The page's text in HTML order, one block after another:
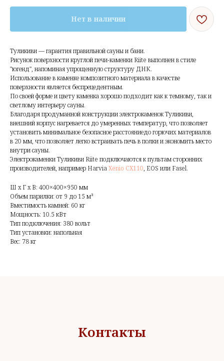
Нет в наличии
Туликиви — гарантия правильной сауны и бани.
Рисунок поверхности круглой печи-каменки Riite выполнен в стиле
"югенд", напоминая упрощенную структуру ДНК.
Использование в каменке композитного материала в качестве
поверхности является беспрецедентным.
По своей форме и цвету каменка хорошо подходит как к темному, так и
светлому интерьеру сауны.
Благодаря продуманной конструкции электрокаменок Туликиви,
внешний корпус нагревается до умеренных температур, что позволяет
установить минимальное безопасное расстояниедо горючих материалов
в 20 мм, что позволяет легко встраивать печь в полки и экономить место
внутри сауны.
Электрокаменки Туликиви Riite подключаются к пультам сторонних
производителей, например HarviaXenio CX110, EOS или Fasel.
Ш x Г x В: 400×400×950 мм
Объем парилки: от 9 до 15 м³
Вместимость камней: 60 кг
Мощность: 10.5 кВт
Тип подключения: 380 вольт
Тип установки: напольная
Вес: 78 кг
Контакты